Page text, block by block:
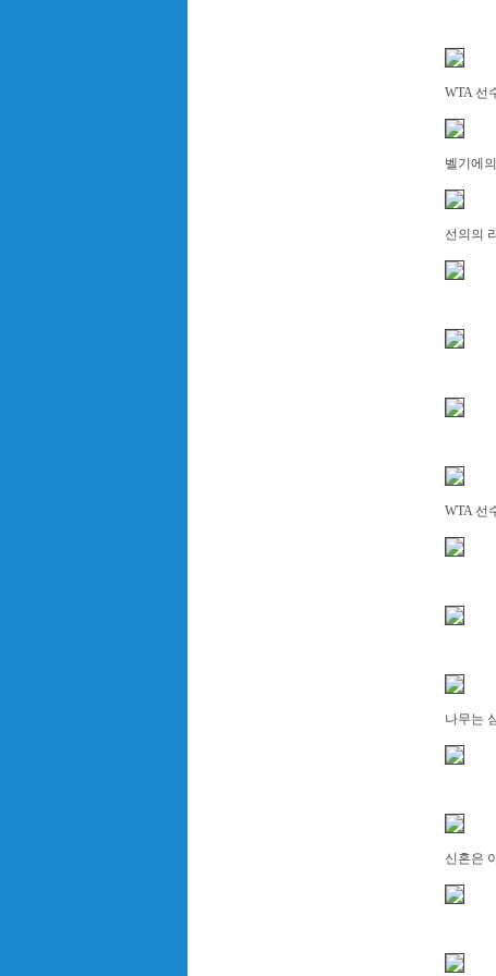
WTA 선
벨기에
선의의
WTA 선
나무는
신혼은